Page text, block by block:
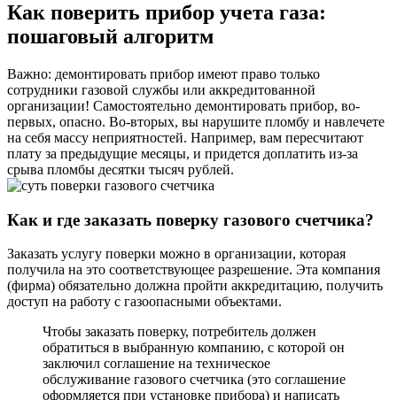
Как поверить прибор учета газа:
пошаговый алгоритм
Важно: демонтировать прибор имеют право только
сотрудники газовой службы или аккредитованной
организации! Самостоятельно демонтировать прибор, во-
первых, опасно. Во-вторых, вы нарушите пломбу и навлечете
на себя массу неприятностей. Например, вам пересчитают
плату за предыдущие месяцы, и придется доплатить из-за
срыва пломбы десятки тысяч рублей.
Как и где заказать поверку газового счетчика?
Заказать услугу поверки можно в организации, которая
получила на это соответствующее разрешение. Эта компания
(фирма) обязательно должна пройти аккредитацию, получить
доступ на работу с газоопасными объектами.
Чтобы заказать поверку, потребитель должен
обратиться в выбранную компанию, с которой он
заключил соглашение на техническое
обслуживание газового счетчика (это соглашение
оформляется при установке прибора) и написать